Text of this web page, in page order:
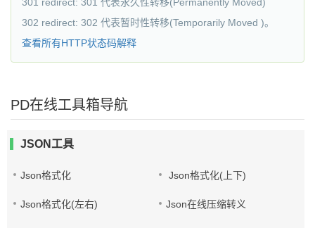
302 redirect: 302 代表暂时性转移(Temporarily Moved )。
查看所有HTTP状态码解释
PD在线工具箱导航
JSON工具
Json格式化 Json格式化(上下)
Json格式化(左右) Json在线压缩转义